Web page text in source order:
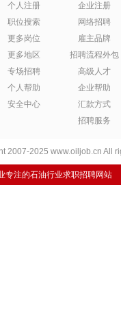
个人注册
职位搜索
更多岗位
更多地区
专场招聘
个人帮助
安全中心
企业注册
网络招聘
雇主品牌
招聘流程外包
高级人才
企业帮助
汇款方式
招聘服务
2007-2025 www.oiljob.cn All
专注的石油行业求职招聘网站